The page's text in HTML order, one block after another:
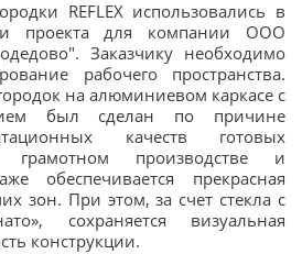
REFLEX использовались в
проекта для компании ООО
Заказчику необходимо
рабочего пространства.
на алюминиевом каркасе с
был сделан по причине
качеств готовых
грамотном производстве и
обеспечивается прекрасная
зон. При этом, за счет стекла с
сохраняется визуальная
конструкции.